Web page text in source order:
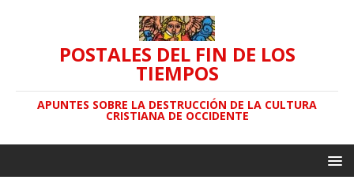
POSTALES DEL FIN DE LOS
TIEMPOS
APUNTES SOBRE LA DESTRUCCIÓN DE LA CULTURA
CRISTIANA DE OCCIDENTE